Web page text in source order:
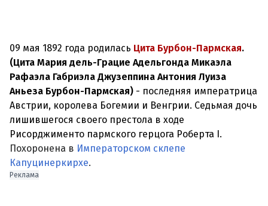
09 мая 1892 года родилась Цита Бурбон-Пармская.
(Цита Мария дель-Грацие Адельгонда Микаэла
Рафаэла Габриэла Джузеппина Антония Луиза
Аньеза Бурбон-Пармская) - последняя императрица
Австрии, королева Богемии и Венгрии. Седьмая дочь
лишившегося своего престола в ходе
Рисорджименто пармского герцога Роберта I.
Похоронена в Императорском склепе
Капуцинеркирхе.
Реклама